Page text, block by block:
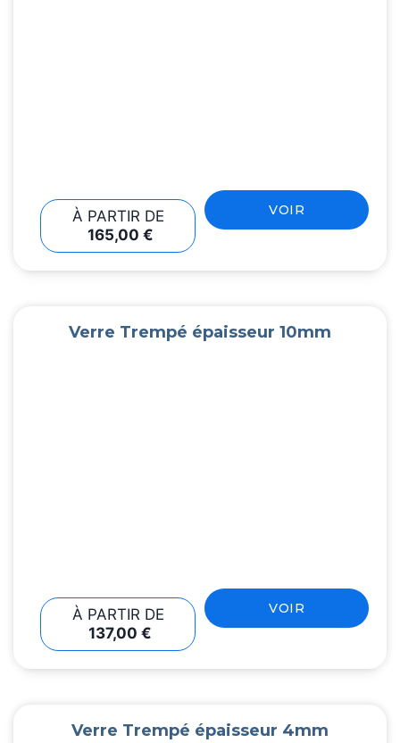
À PARTIR DE
165,00 €
VOIR
Verre Trempé épaisseur 10mm
À PARTIR DE
137,00€
VOIR
Verre Trempé épaisseur 4mm